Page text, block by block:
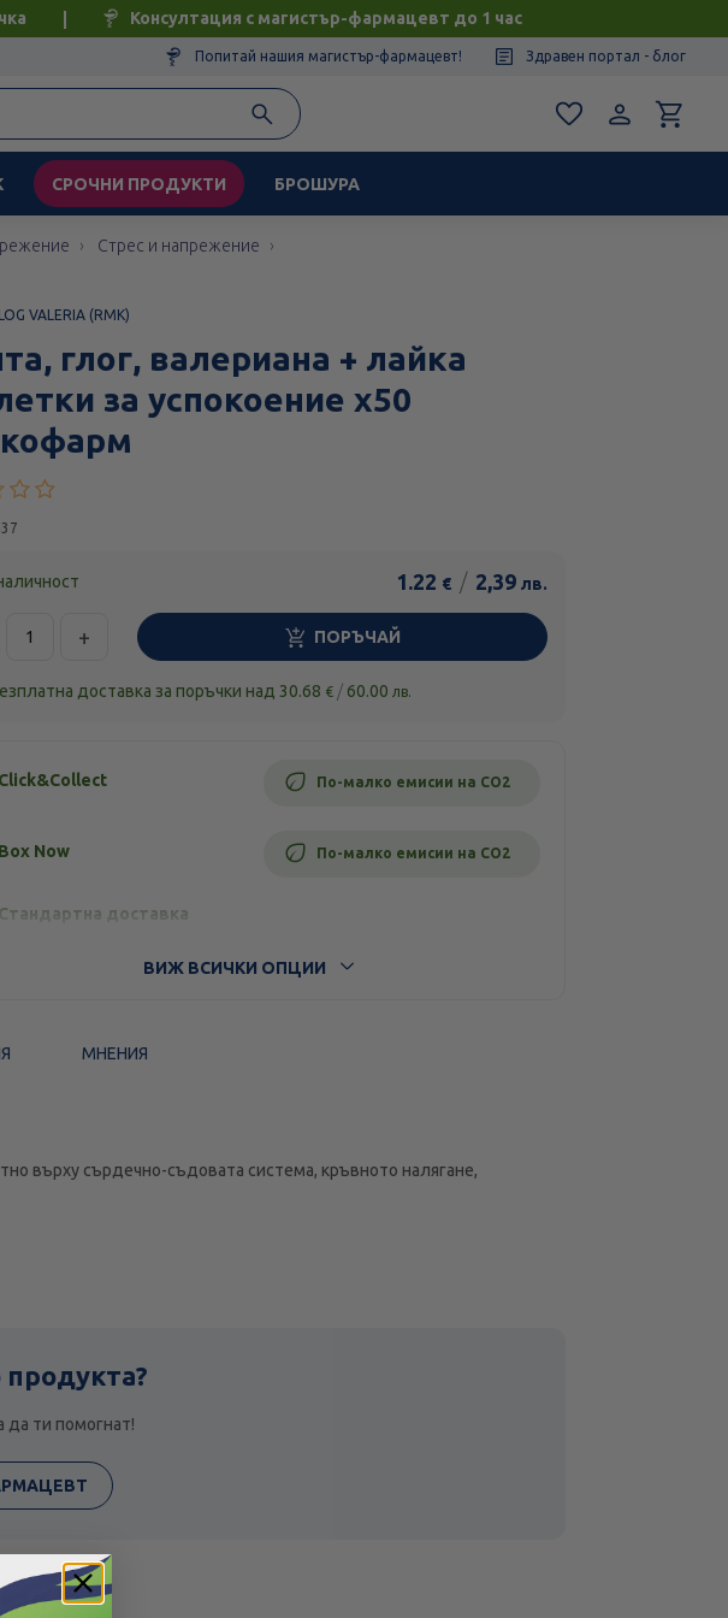
Консултация с магистър-фармацевт до 1 час
Попитай нашия магистър-фармацевт! Здравен портал - блог
СРОЧНИ ПРОДУКТИ БРОШУРА
Стрес и напрежение
VALERIA (RMK)
глог, валериана + лайка
за успокоение х50
1.22 € / 2,39 лв.
+ ПОРЪЧАЙ
доставка за поръчки над 30.68 € / 60.00 лв.
Click&Collect По-малко емисии на CO2
Box Now По-малко емисии на CO2
Стандартна доставка
ВИЖ ВСИЧКИ ОПЦИИ
МНЕНИЯ
върху сърдечно-съдовата система, кръвното налягане,
да ти помогнат!